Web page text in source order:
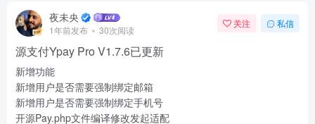
夜未央
1年前发布 30次阅读
关注 私信
源支付Ypay Pro V1.7.6已更新
新增功能
新增用户是否需要强制绑定邮箱
新增用户是否需要强制绑定手机号
开源Pay.php文件编译修改发起适配